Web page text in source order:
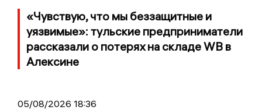
«Чувствую, что мы беззащитные и
уязвимые»: тульские предприниматели
рассказали о потерях на складе WB в
Алексине
05/08/2026 18:36